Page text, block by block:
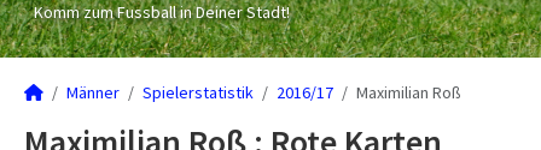
Komm zum Fussball in Deiner Stadt!
Männer Spielerstatistik 2016/17 Maximilian Roß